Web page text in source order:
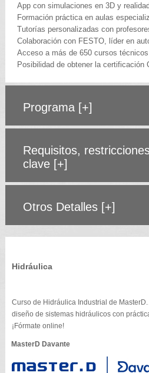
App con simulaciones en 3D y
Formación práctica en aulas
Tutorías personalizadas con
Colaboración con FESTO, líder en
Acceso a más de 650 cursos
Posibilidad de obtener la certificación
Programa [+]
Requisitos,
clave [+]
Otros Detalles [+]
Hidráulica
Curso de Hidráulica Industrial de
diseño de sistemas hidráulicos con
¡Fórmate online!
MasterD Davante